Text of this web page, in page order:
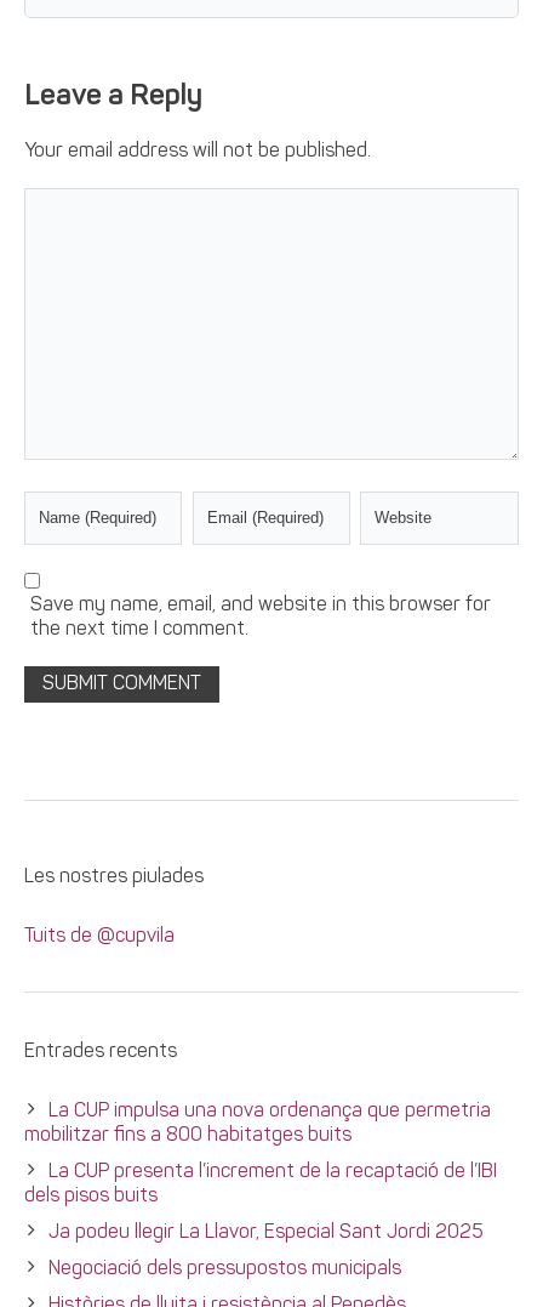
Leave a Reply
Your email address will not be published.
Save my name, email, and website in this browser for
the next time I comment.
Les nostres piulades
Tuits de @cupvila
Entrades recents
La CUP impulsa una nova ordenança que permetria
mobilitzar fins a 800 habitatges buits
La CUP presenta l’increment de la recaptació de l’IBI
dels pisos buits
Ja podeu llegir La Llavor, Especial Sant Jordi 2025
Negociació dels pressupostos municipals